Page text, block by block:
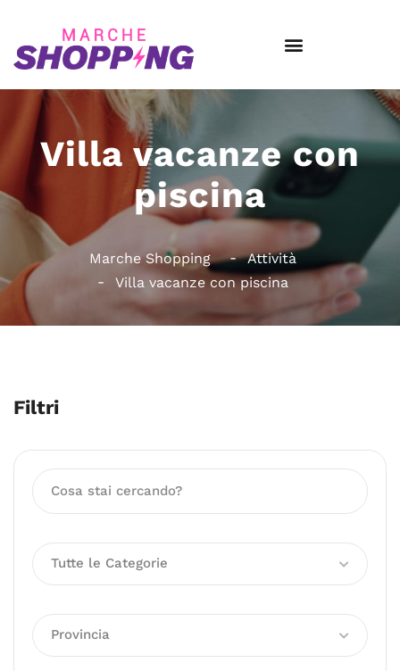
Villa vacanze con
piscina
Marche Shopping
Attività
Villa vacanze con piscina
Filtri
Tutte le Categorie
Provincia